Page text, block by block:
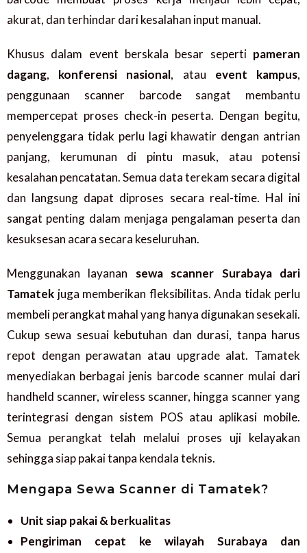
akurat, dan terhindar dari kesalahan input manual.
Khusus dalam event berskala besar seperti pameran
dagang, konferensi nasional, atau event kampus,
penggunaan scanner barcode sangat membantu
mempercepat proses check-in peserta. Dengan begitu,
penyelenggara tidak perlu lagi khawatir dengan antrian
panjang, kerumunan di pintu masuk, atau potensi
kesalahan pencatatan. Semua data terekam secara digital
dan langsung dapat diproses secara real-time. Hal ini
sangat penting dalam menjaga pengalaman peserta dan
kesuksesan acara secara keseluruhan.
Menggunakan layanan sewa scanner Surabaya dari
Tamatek juga memberikan fleksibilitas. Anda tidak perlu
membeli perangkat mahal yang hanya digunakan sesekali.
Cukup sewa sesuai kebutuhan dan durasi, tanpa harus
repot dengan perawatan atau upgrade alat. Tamatek
menyediakan berbagai jenis barcode scanner mulai dari
handheld scanner, wireless scanner, hingga scanner yang
terintegrasi dengan sistem POS atau aplikasi mobile.
Semua perangkat telah melalui proses uji kelayakan
sehingga siap pakai tanpa kendala teknis.
Mengapa Sewa Scanner di Tamatek?
Unit siap pakai & berkualitas
Pengiriman cepat ke wilayah Surabaya dan